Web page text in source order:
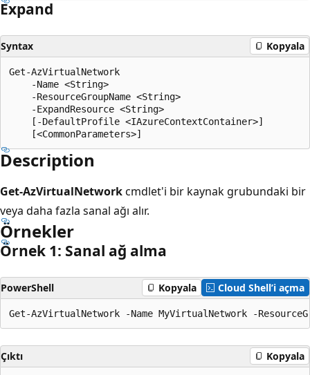
Expand
Syntax Kopyala
Get-AzVirtualNetwork
    -Name <String>
    -ResourceGroupName <String>
    -ExpandResource <String>
    [-DefaultProfile <IAzureContextContainer>]
Description
Get-AzVirtualNetworkcmdlet'i bir kaynak grubundaki bir
veya daha fazla sanal ağı alır.
Örnekler
Örnek 1: Sanal ağ alma
PowerShell Kopyala Cloud Shell’i açma
Çıktı Kopyala